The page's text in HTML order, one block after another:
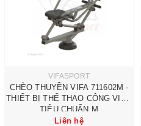
VIFASPORT
CHÈO THUYỀN VIFA 711602M -
THIẾT BỊ THỂ THAO CÔNG VIÊN
TIÊU CHUẨN M
Liên hệ